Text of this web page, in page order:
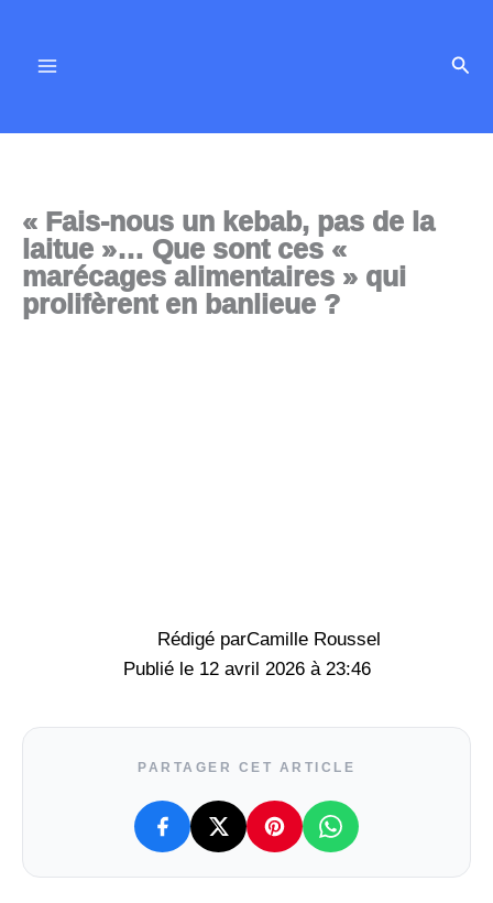
contenu
« Fais-nous un kebab, pas de la
laitue »… Que sont ces «
marécages alimentaires » qui
prolifèrent en banlieue ?
Rédigé parCamille Roussel
12 avril 2026 à 23:46
PARTAGER CET ARTICLE